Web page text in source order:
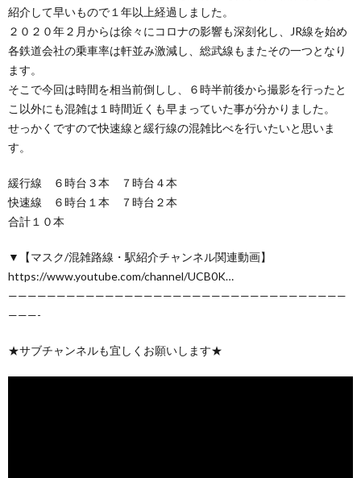
紹介して早いもので１年以上経過しました。
２０２０年２月からは徐々にコロナの影響も深刻化し、JR線を始め
各鉄道会社の乗車率は軒並み激減し、総武線もまたその一つとなり
ます。
そこで今回は時間を相当前倒しし、６時半前後から撮影を行ったと
こ以外にも混雑は１時間近くも早まっていた事が分かりました。
せっかくですので快速線と緩行線の混雑比べを行いたいと思いま
す。
緩行線 ６時台３本 ７時台４本
快速線 ６時台１本 ７時台２本
合計１０本
▼【マスク/混雑路線・駅紹介チャンネル関連動画】
https://www.youtube.com/channel/UCB0K…
———————————————————————————————————
———-
★サブチャンネルも宜しくお願いします★